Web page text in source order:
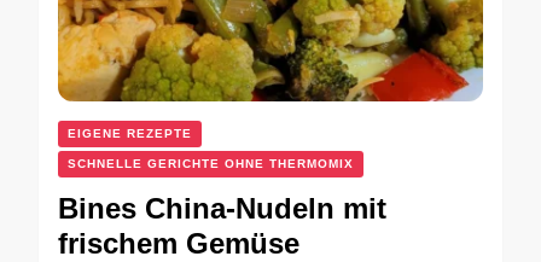
EIGENE REZEPTE
SCHNELLE GERICHTE OHNE THERMOMIX
Bines China-Nudeln mit
frischem Gemüse